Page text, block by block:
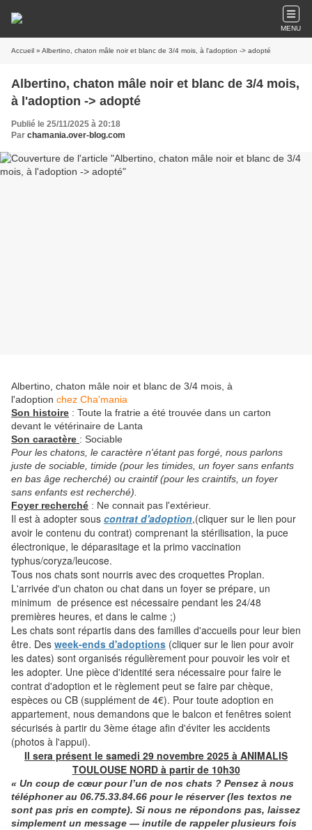
MENU
Accueil » Albertino, chaton mâle noir et blanc de 3/4 mois, à l'adoption -> adopté
Albertino, chaton mâle noir et blanc de 3/4 mois,
à l'adoption -> adopté
Publié le 25/11/2025 à 20:18
Par chamania.over-blog.com
Albertino, chaton mâle noir et blanc de 3/4 mois, à
l'adoption chez Cha'mania
Son histoire : Toute la fratrie a été trouvée dans un carton
devant le vétérinaire de Lanta
Son caractère : Sociable
Pour les chatons, le caractère n'étant pas forgé, nous parlons
juste de sociable, timide (pour les timides, un foyer sans enfants
en bas âge recherché) ou craintif (pour les craintifs, un foyer
sans enfants est recherché).
Foyer recherché : Ne connait pas l'extérieur.
Il est à adopter sous contrat d'adoption,(cliquer sur le lien pour
avoir le contenu du contrat) comprenant la stérilisation, la puce
électronique, le déparasitage et la primo vaccination
typhus/coryza/leucose.
Tous nos chats sont nourris avec des croquettes Proplan.
L'arrivée d'un chaton ou chat dans un foyer se prépare, un
minimum de présence est nécessaire pendant les 24/48
premières heures, et dans le calme ;)
Les chats sont répartis dans des familles d'accueils pour leur bien
être. Des week-ends d'adoptions (cliquer sur le lien pour avoir
les dates) sont organisés régulièrement pour pouvoir les voir et
les adopter. Une pièce d'identité sera nécessaire pour faire le
contrat d'adoption et le règlement peut se faire par chèque,
espèces ou CB (supplément de 4€). Pour toute adoption en
appartement, nous demandons que le balcon et fenêtres soient
sécurisés à partir du 3ème étage afin d'éviter les accidents
(photos à l'appui).
Il sera présent le samedi 29 novembre 2025 à ANIMALIS
TOULOUSE NORD à partir de 10h30
« Un coup de cœur pour l’un de nos chats ? Pensez à nous
téléphonerau 06.75.33.84.66 pour le réserver (les textos ne
sont pas pris en compte). Si nous ne répondons pas, laissez
simplement un message — inutile de rappeler plusieurs fois